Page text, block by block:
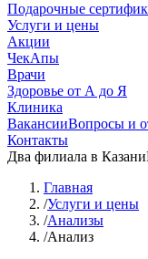
Подарочные
Услуги и цены
Акции
ЧекАпы
Врачи
Здоровье от А до Я
Клиника
ВакансииВопросы и
Контакты
Два филиала в Казани
Главная
/Услуги и цены
/Анализы
/Анализ